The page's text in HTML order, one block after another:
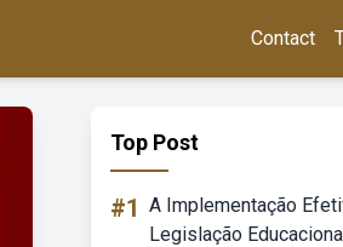
Contact
Top Post
#1 A Implementação
Legislação